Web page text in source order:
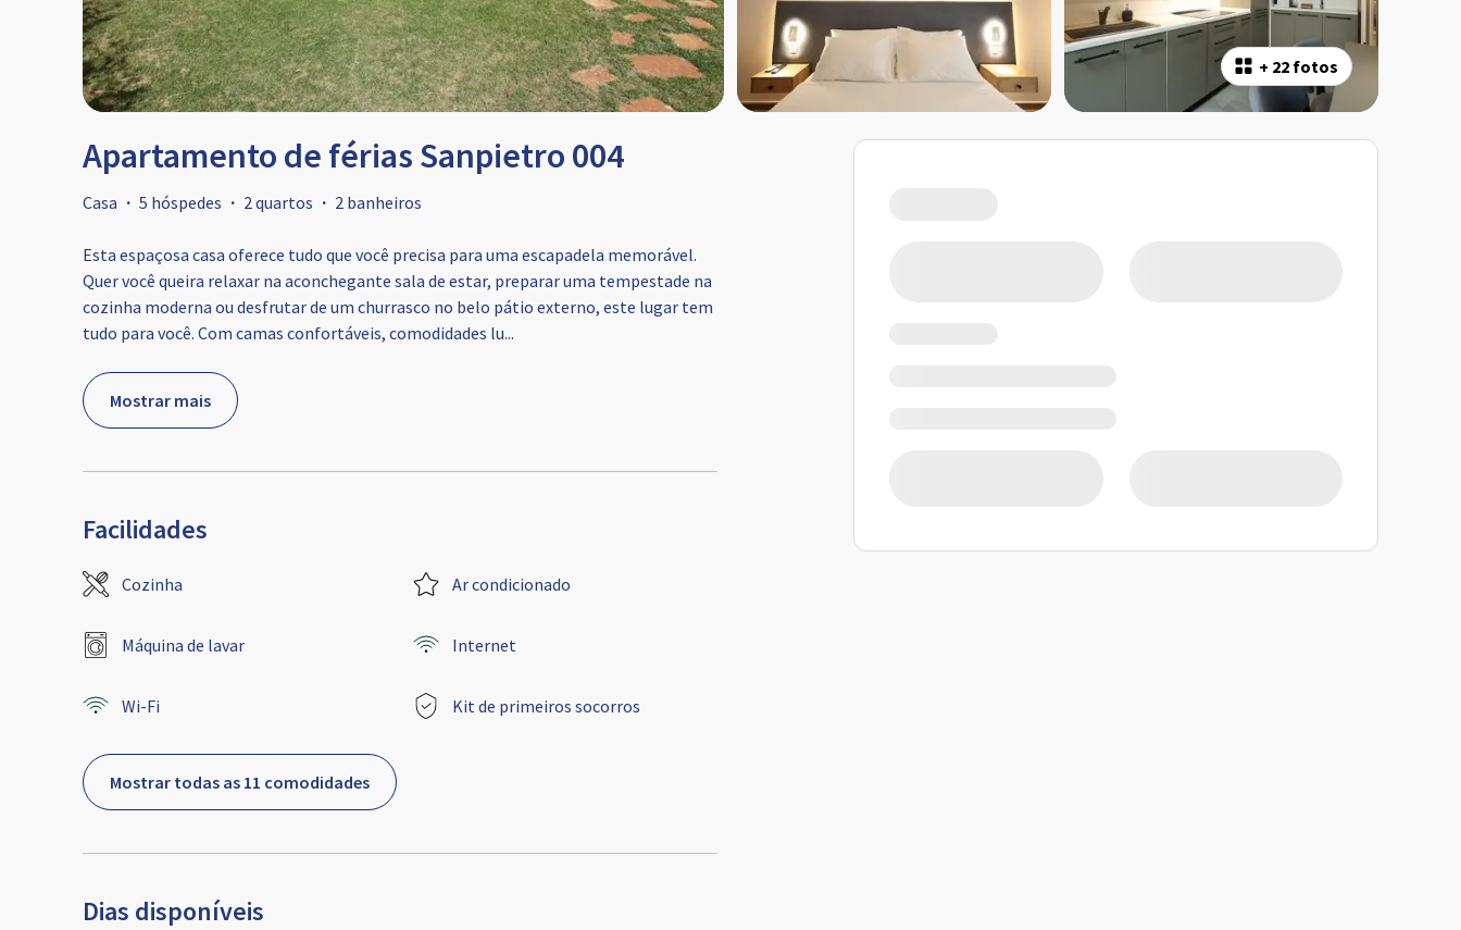
+ 22 fotos
Apartamento de férias Sanpietro 004
Casa · 5 hóspedes · 2 quartos · 2 banheiros
Esta espaçosa casa oferece tudo que você precisa para uma escapadela memorável.
Quer você queira relaxar na aconchegante sala de estar, preparar uma tempestade na
cozinha moderna ou desfrutar de um churrasco no belo pátio externo, este lugar tem
tudo para você. Com camas confortáveis, comodidades lu...
Mostrar mais
Facilidades
Cozinha Ar condicionado
Máquina de lavar Internet
Wi-Fi Kit de primeiros socorros
Mostrar todas as 11 comodidades
Dias disponíveis